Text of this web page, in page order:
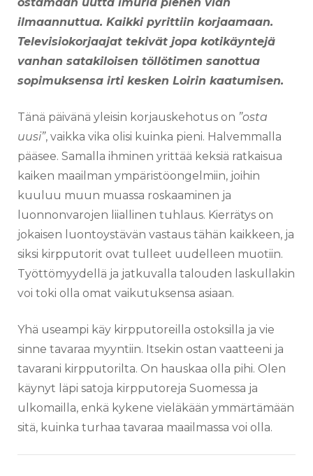
ostamaan uutta imuria pienen vian
ilmaannuttua. Kaikki pyrittiin korjaamaan.
Televisiokorjaajat tekivät jopa kotikäyntejä
vanhan satakiloisen töllötimen sanottua
sopimuksensa irti kesken Loirin kaatumisen.
Tänä päivänä yleisin korjauskehotus on ”osta
uusi”, vaikka vika olisi kuinka pieni. Halvemmalla
pääsee. Samalla ihminen yrittää keksiä ratkaisua
kaiken maailman ympäristöongelmiin, joihin
kuuluu muun muassa roskaaminen ja
luonnonvarojen liiallinen tuhlaus. Kierrätys on
jokaisen luontoystävän vastaus tähän kaikkeen, ja
siksi kirpputorit ovat tulleet uudelleen muotiin.
Työttömyydellä ja jatkuvalla talouden laskullakin
voi toki olla omat vaikutuksensa asiaan.
Yhä useampi käy kirpputoreilla ostoksilla ja vie
sinne tavaraa myyntiin. Itsekin ostan vaatteeni ja
tavarani kirpputorilta. On hauskaa olla pihi. Olen
käynyt läpi satoja kirpputoreja Suomessa ja
ulkomailla, enkä kykene vieläkään ymmärtämään
sitä, kuinka turhaa tavaraa maailmassa voi olla.